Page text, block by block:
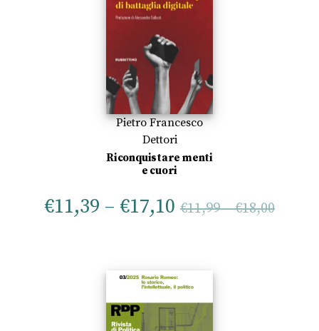
Pietro Francesco
Dettori
Riconquistare menti
e cuori
€11,39 – €17,10 €11,99–€18,00